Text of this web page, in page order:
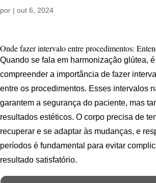
por | out 6, 2024
Onde fazer intervalo entre procedimentos:
Quando se fala em harmonização glútea, é
compreender a importância de fazer
entre os procedimentos. Esses intervalos
garantem a segurança do paciente, mas
resultados estéticos. O corpo precisa de
recuperar e se adaptar às mudanças, e
períodos é fundamental para evitar
resultado satisfatório.